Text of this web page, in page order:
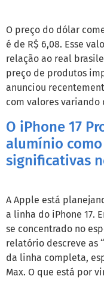
O preço do dólar
é de R$ 6,08. Esse
relação ao real
preço de produtos
anunciou
com valores variando
O iPhone 17
alumínio
significativas
A Apple está
a linha do iPhone 17.
se concentrado no
relatório descreve as
da linha completa,
Max. O que está por